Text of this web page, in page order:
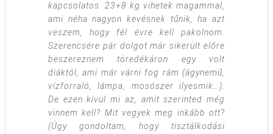
kapcsolatos. 23+8 kg vihetek magammal,
ami néha nagyon kevésnek tűnik, ha azt
veszem, hogy fél évre kell pakolnom.
Szerencsére pár dolgot már sikerült előre
beszereznem töredékáron egy volt
diáktól, ami már várni fog rám (ágynemű,
vízforraló, lámpa, mosószer ilyesmik…).
De ezen kívül mi az, amit szerinted még
vinnem kell? Mit vegyek meg inkább ott?
(Úgy gondoltam, hogy tisztálkodási